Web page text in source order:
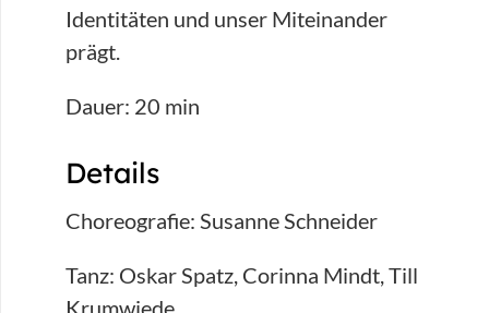
Identitäten und unser Miteinander
prägt.
Dauer: 20 min
Details
Choreografie: Susanne Schneider
Tanz: Oskar Spatz, Corinna Mindt, Till